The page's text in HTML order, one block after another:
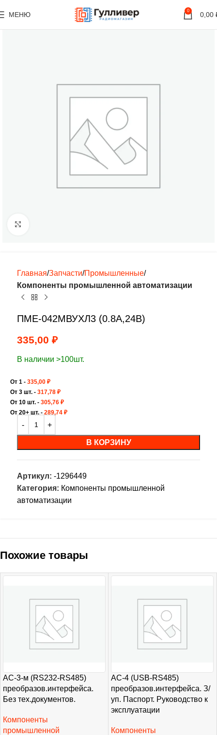
МЕНЮ 0 0,00
Главная Запчасти Промышленные
Компоненты промышленной автоматизации
ПМЕ-042МВУХЛ3 (0.8А,24В)
335,00 ₽
В наличии >100шт.
От 1 - 335,00 ₽
От 3 шт. - 317,78 ₽
От 10 шт. - 305,76 ₽
От 20+ шт. - 289,74 ₽
В КОРЗИНУ
Артикул: -1296449
Категория: Компоненты промышленной
автоматизации
Похожие товары
АС-3-м (RS232-RS485)
преобразов.интерфейса.
Без тех.документов.
Компоненты
промышленной
АС-4 (USB-RS485)
преобразов.интерфейса. З/
уп. Паспорт. Руководство к
эксплуатации
Компоненты